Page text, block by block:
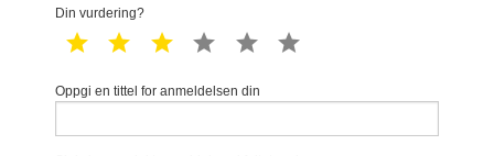
Din vurdering?
1 star 2 star 3 star 4 star 5 star
Oppgi en tittel for anmeldelsen din